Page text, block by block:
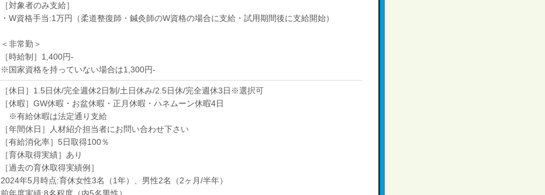
［対象者のみ支給］
・W資格手当:1万円（柔道整復師・鍼灸師のW資格の場合に支給・試用期間後に支給開始）
＜非常勤＞
［時給制］1,400円-
※国家資格を持っていない場合は1,300円-
［休日］1.5日休/完全週休2日制/土日休み/2.5日休/完全週休3日※選択可
［休暇］GW休暇・お盆休暇・正月休暇・ハネムーン休暇4日
※有給休暇は法定通り支給
［年間休日］人材紹介担当者にお問い合わせ下さい
［有給消化率］5日取得100％
［育休取得実績］あり
［過去の育休取得実績例］
2024年5月時点:育休女性3名（1年）、男性2名（2ヶ月/半年）